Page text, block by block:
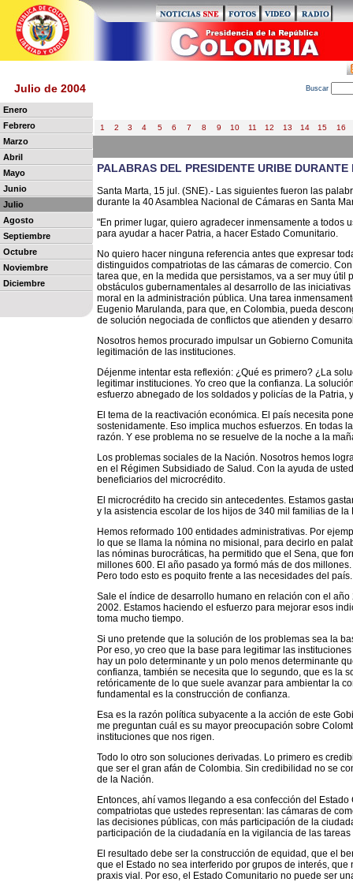
Julio de 2004 Buscar
Enero
Febrero
Marzo
Abril
Mayo
Junio
Julio
Agosto
Septiembre
Octubre
Noviembre
Diciembre
1 2 3 4 5 6 7 8 9 10 11 12 13 14 15 16
PALABRAS DEL PRESIDENTE URIBE
Santa Marta, 15 jul. (SNE).- Las siguientes fueron las
durante la 40 Asamblea Nacional de Cámaras en Santa
"En primer lugar, quiero agradecer inmensamente a todos
para ayudar a hacer Patria, a hacer Estado Comunitario.
No quiero hacer ninguna referencia antes que expresar
distinguidos compatriotas de las cámaras de comercio.
tarea que, en la medida que persistamos, va a ser muy
obstáculos gubernamentales al desarrollo de las
moral en la administración pública. Una tarea
Eugenio Marulanda, para que, en Colombia, pueda
de solución negociada de conflictos que atienden y
Nosotros hemos procurado impulsar un Gobierno
legitimación de las instituciones.
Déjenme intentar esta reflexión: ¿Qué es primero? ¿La
legitimar instituciones. Yo creo que la confianza. La
esfuerzo abnegado de los soldados y policías de la Patria,
El tema de la reactivación económica. El país necesita
sostenidamente. Eso implica muchos esfuerzos. En todas
razón. Y ese problema no se resuelve de la noche a la
Los problemas sociales de la Nación. Nosotros hemos
en el Régimen Subsidiado de Salud. Con la ayuda de
beneficiarios del microcrédito.
El microcrédito ha crecido sin antecedentes. Estamos
y la asistencia escolar de los hijos de 340 mil familias de la
Hemos reformado 100 entidades administrativas. Por
lo que se llama la nómina no misional, para decirlo en
las nóminas burocráticas, ha permitido que el Sena, que
millones 600. El año pasado ya formó más de dos
Pero todo esto es poquito frente a las necesidades del país.
Sale el índice de desarrollo humano en relación con el
2002. Estamos haciendo el esfuerzo para mejorar esos
toma mucho tiempo.
Si uno pretende que la solución de los problemas sea la
Por eso, yo creo que la base para legitimar las
hay un polo determinante y un polo menos determinante
confianza, también se necesita que lo segundo, que es la
retóricamente de lo que suele avanzar para ambientar la
fundamental es la construcción de confianza.
Esa es la razón política subyacente a la acción de este
me preguntan cuál es su mayor preocupación sobre
instituciones que nos rigen.
Todo lo otro son soluciones derivadas. Lo primero es
que ser el gran afán de Colombia. Sin credibilidad no se
de la Nación.
Entonces, ahí vamos llegando a esa confección del
compatriotas que ustedes representan: las cámaras de
las decisiones públicas, con más participación de la
participación de la ciudadanía en la vigilancia de las tareas
El resultado debe ser la construcción de equidad, que el
que el Estado no sea interferido por grupos de interés,
praxis vial. Por eso, el Estado Comunitario no puede ser